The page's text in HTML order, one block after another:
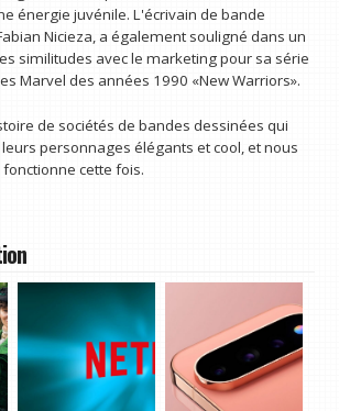
énergie juvénile. L'écrivain de bande
Nicieza, a également souligné dans un
similitudes avec le marketing pour sa série
Marvel des années 1990 «New Warriors».
de sociétés de bandes dessinées qui
personnages élégants et cool, et nous
cette fois.